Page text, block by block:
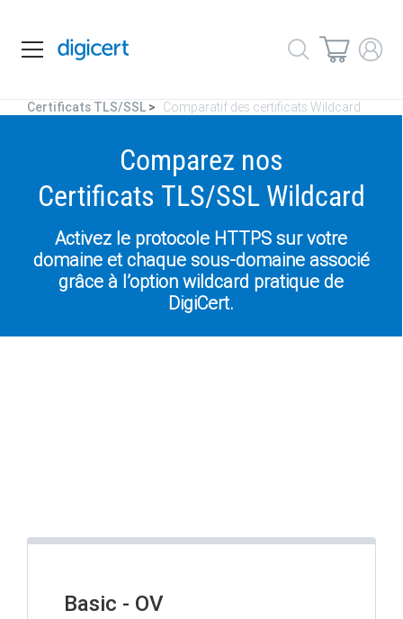
Certificats TLS/SSL Comparatif des certificats Wildcard
Comparez nos
Certificats TLS/SSL Wildcard
Activez le protocole HTTPS sur votre
domaine et chaque sous-domaine associé
grâce à l’option wildcard pratique de
DigiCert.
Basic - OV